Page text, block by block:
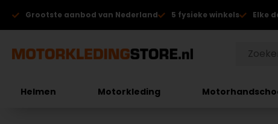
Grootste aanbod van Nederland 5 fysieke winkels Elke
Helmen Motorkleding